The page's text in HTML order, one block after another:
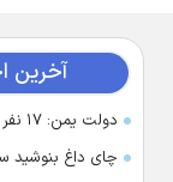
آخرین
دولت یمن: ۱۷ نفر در حمله حوثی‌ها کشته شدند
چای داغ بنوشید